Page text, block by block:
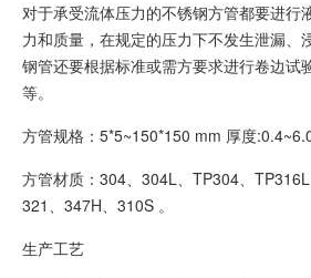
对于承受流体压力的不锈钢方管都要进行
力和质量，在规定的压力下不发生泄漏、
钢管还要根据标准或需方要求进行卷边试
等。
方管规格：5*5~150*150 mm 厚度
方管材质：304、304L、TP304、TP316L
321、347H、310S 。
生产工艺